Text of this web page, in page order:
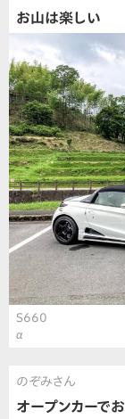
お山は楽しい
S660
α
のぞみさん
オープンカーで